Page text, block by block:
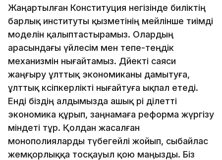
Жаңартылған Конституция негізінде биліктің
барлық институты қызметінің мейлінше тиімді
моделін қалыптастырамыз. Олардың
арасындағы үйлесім мен тепе-теңдік
механизмін нығайтамыз. Дәйекті саяси
жаңғыру ұлттық экономиканы дамытуға,
ұлттық кәсіпкерлікті нығайтуға ықпал етеді.
Енді біздің алдымызда ашық әрі әділетті
экономика құрып, заңнамаға реформа жүргізу
міндеті тұр. Қолдан жасалған
монополияларды түбегейлі жойып, сыбайлас
жемқорлыққа тосқауыл қою маңызды. Біз